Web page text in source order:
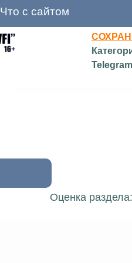
Что с сайтом
Оценка раздела: